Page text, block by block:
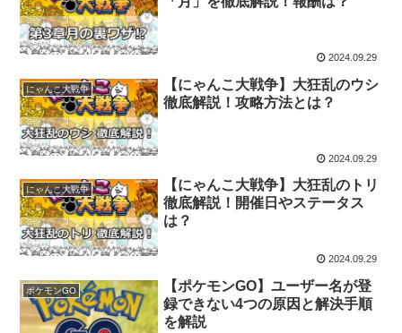
2024.09.29
にゃんこ大戦争
【にゃんこ大戦争】大狂乱のウシ
徹底解説！攻略方法とは？
2024.09.29
にゃんこ大戦争
【にゃんこ大戦争】大狂乱のトリ
徹底解説！開催日やステータス
は？
2024.09.29
ポケモンGO
【ポケモンGO】ユーザー名が登
録できない4つの原因と解決手順
を解説